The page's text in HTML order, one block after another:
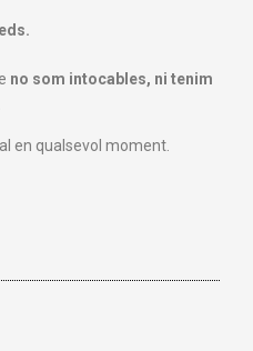
no som intocables, ni tenim
en qualsevol moment.